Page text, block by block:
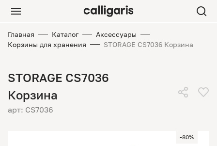
Главная Каталог
Аксессуары
Корзины для хранения
STORAGE CS7036 Корзина
STORAGE CS7036
Корзина
арт: CS7036
-80%